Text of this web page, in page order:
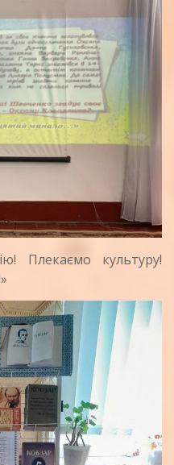
культуру!